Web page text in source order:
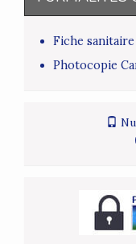
Fiche sanitaire
Photocopie